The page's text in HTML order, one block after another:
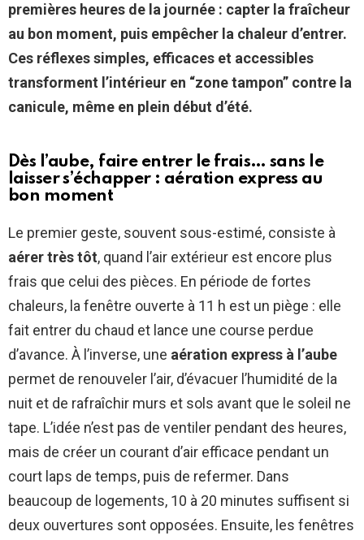
premières heures de la journée : capter la fraîcheur
au bon moment, puis empêcher la chaleur d’entrer.
Ces réflexes simples, efficaces et accessibles
transforment l’intérieur en “zone tampon” contre la
canicule, même en plein début d’été.
Dès l’aube, faire entrer le frais… sans le
laisser s’échapper : aération express au
bon moment
Le premier geste, souvent sous-estimé, consiste à
aérer très tôt, quand l’air extérieur est encore plus
frais que celui des pièces. En période de fortes
chaleurs, la fenêtre ouverte à 11 h est un piège : elle
fait entrer du chaud et lance une course perdue
d’avance. À l’inverse, une aération express à l’aube
permet de renouveler l’air, d’évacuer l’humidité de la
nuit et de rafraîchir murs et sols avant que le soleil ne
tape. L’idée n’est pas de ventiler pendant des heures,
mais de créer un courant d’air efficace pendant un
court laps de temps, puis de refermer. Dans
beaucoup de logements, 10 à 20 minutes suffisent si
deux ouvertures sont opposées. Ensuite, les fenêtres